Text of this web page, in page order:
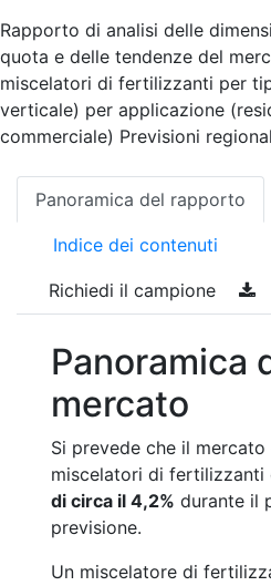
Rapporto di analisi delle
quota e delle tendenze del
miscelatori di fertilizzanti per
verticale) per applicazione
commerciale) Previsioni
Panoramica del rapporto
Indice dei contenuti
Richiedi il campione
Panoramica
mercato
Si prevede che il
miscelatori di fertilizzanti
di circa il 4,2% durante il
previsione.
Un miscelatore di